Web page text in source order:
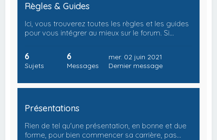
Règles & Guides
Ici, vous trouverez toutes les règles et les guides
pour vous intégrer au mieux sur le forum. Si…
6
Sujets
6
Messages
mer. 02 juin 2021
Dernier message
Présentations
Rien de tel qu'une présentation, en bonne et due
forme, pour bien commencer sa carrière, pas…